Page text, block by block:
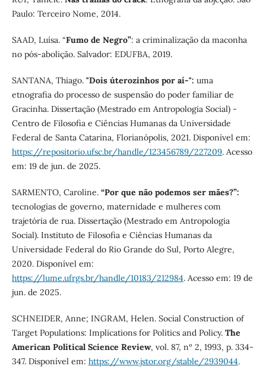
Paulo: Terceiro Nome, 2014.
SAAD, Luísa. “Fumo de Negro”: a criminalização da maconha
no pós-abolição. Salvador: EDUFBA, 2019.
SANTANA, Thiago. "Dois úterozinhos por aí-": uma
etnografia do processo de suspensão do poder familiar de
Gracinha. Dissertação (Mestrado em Antropologia Social) -
Centro de Filosofia e Ciências Humanas da Universidade
Federal de Santa Catarina, Florianópolis, 2021. Disponível em:
https://repositorio.ufsc.br/handle/123456789/227209. Acesso
em: 19 de jun. de 2025.
SARMENTO, Caroline. “Por que não podemos ser mães?”:
tecnologias de governo, maternidade e mulheres com
trajetória de rua. Dissertação (Mestrado em Antropologia
Social). Instituto de Filosofia e Ciências Humanas da
Universidade Federal do Rio Grande do Sul, Porto Alegre,
2020. Disponível em:
https://lume.ufrgs.br/handle/10183/212984. Acesso em: 19 de
jun. de 2025.
SCHNEIDER, Anne; INGRAM, Helen. Social Construction of
Target Populations: Implications for Politics and Policy. The
American Political Science Review, vol. 87, nº 2, 1993, p. 334-
347. Disponível em: https://www.jstor.org/stable/2939044.